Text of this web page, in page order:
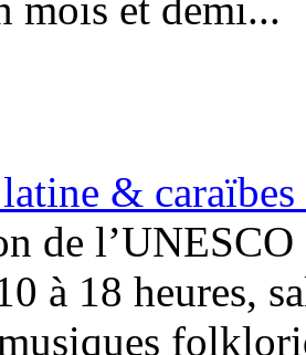
& caraïbes
de
à 18 heures,